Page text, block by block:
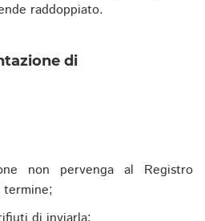
raddoppiato.
di
non pervenga al Registro